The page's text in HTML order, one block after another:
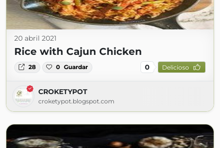
20 abril 2021
Rice with Cajun Chicken
28 0 Guardar 0 Delicioso
CROKETYPOT
croketypot.blogspot.com